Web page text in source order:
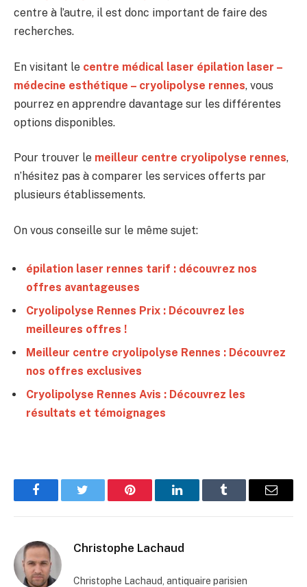
centre à l’autre, il est donc important de faire des
recherches.
En visitant le centre médical laser épilation laser –
médecine esthétique – cryolipolyse rennes, vous
pourrez en apprendre davantage sur les différentes
options disponibles.
Pour trouver le meilleur centre cryolipolyse rennes,
n’hésitez pas à comparer les services offerts par
plusieurs établissements.
On vous conseille sur le même sujet:
épilation laser rennes tarif : découvrez nos
offres avantageuses
Cryolipolyse Rennes Prix : Découvrez les
meilleures offres !
Meilleur centre cryolipolyse Rennes : Découvrez
nos offres exclusives
Cryolipolyse Rennes Avis : Découvrez les
résultats et témoignages
FacebookTwitter Pinterest LinkedInTumblr Email
Christophe Lachaud
Christophe Lachaud, antiquaire parisien